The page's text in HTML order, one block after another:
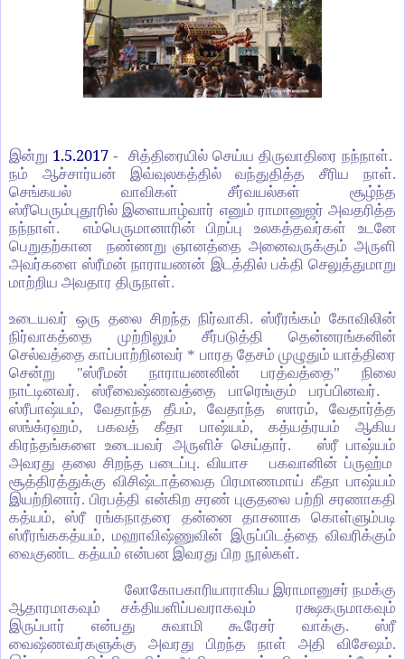
இன்று 1.5.2017- சித்திரையில் செய்ய திருவாதிரை நந்நாள்.
நம் ஆச்சார்யன் இவ்வுலகத்தில் வந்துதித்த சீரிய நாள்.
செங்கயல் வாவிகள் சீர்வயல்கள் சூழ்ந்த
ஸ்ரீபெரும்புதூரில் இளையாழ்வார் எனும் ராமானுஜர் அவதரித்த
நந்நாள். எம்பெருமானாரின் பிறப்பு உலகத்தவர்கள் உடனே
பெறுதற்கான நண்ணறு ஞானத்தை அனைவருக்கும் அருளி
அவர்களை ஸ்ரீமன் நாராயணன் இடத்தில் பக்தி செலுத்துமாறு
மாற்றிய அவதார திருநாள்.
உடையவர் ஒரு தலை சிறந்த நிர்வாகி. ஸ்ரீரங்கம் கோவிலின்
நிர்வாகத்தை முற்றிலும் சீர்படுத்தி தென்னரங்கனின்
செல்வத்தை காப்பாற்றினவர் * பாரத தேசம் முழுதும் யாத்திரை
சென்று "ஸ்ரீமன் நாராயணனின் பரத்வத்தை" நிலை
நாட்டினவர். ஸ்ரீவைஷ்ணவத்தை பாரெங்கும் பரப்பினவர்.
ஸ்ரீபாஷ்யம், வேதாந்த தீபம், வேதாந்த ஸாரம், வேதார்த்த
ஸங்க்ரஹம், பகவத் கீதா பாஷ்யம், கத்யத்ரயம் ஆகிய
கிரந்தங்களை உடையவர் அருளிச் செய்தார். ஸ்ரீ பாஷ்யம்
அவரது தலை சிறந்த படைப்பு. வியாச பகவானின் ப்ருஹ்ம
சூத்திரத்துக்கு விசிஷ்டாத்வைத பிரமாணமாய் கீதா பாஷ்யம்
இயற்றினார். பிரபத்தி என்கிற சரண் புகுதலை பற்றி சரணாகதி
கத்யம், ஸ்ரீ ரங்கநாதரை தன்னை தாசனாக கொள்ளும்படி
ஸ்ரீரங்ககத்யம், மஹாவிஷ்ணுவின் இருப்பிடத்தை விவரிக்கும்
வைகுண்ட கத்யம் என்பன இவரது பிற நூல்கள்.
லோகோபகாரியாராகிய இராமானுசர் நமக்கு
ஆதாரமாகவும் சக்தியளிப்பவராகவும் ரக்ஷகருமாகவும்
இருப்பார் என்பது சுவாமி கூரேசர் வாக்கு. ஸ்ரீ
வைஷ்ணவர்களுக்கு அவரது பிறந்த நாள் அதி விசேஷம்.